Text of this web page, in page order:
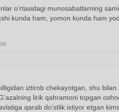
o’rtasidagi munosabatlarning
kunda ham, yomon kunda ham
iztirob chekayotgan, shu
lirik qahramoni topgan
qarab do’stlik ixtiyor etgan